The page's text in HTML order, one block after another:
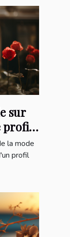
sur
profil
la mode
profil